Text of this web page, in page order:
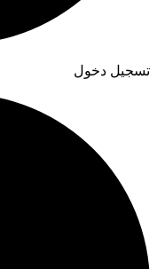
تسجيل دخول